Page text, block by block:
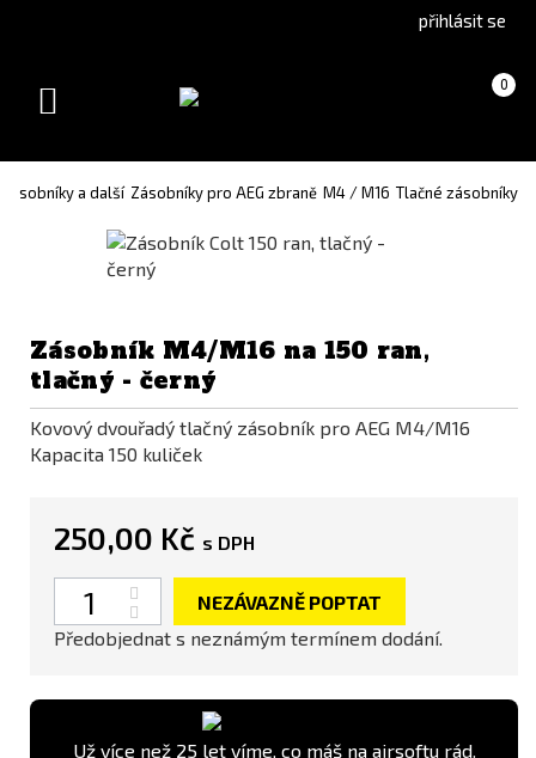
version(Slovak)
přihlásit se
Košík 0
(prázdný)
Toggle
Zásobníky a další Zásobníky pro AEG zbraně M4 / M16 Tlačné zásobníky
Zásobník M4/M16 na 150 ran,
tlačný - černý
Kovový dvouřadý tlačný zásobník pro AEG M4/M16
Kapacita 150 kuliček
250,00 Kč s DPH
Počet
NEZÁVAZNĚ POPTAT
Předobjednat s neznámým termínem dodání.
Už více než 25 let víme, co máš na airsoftu rád.